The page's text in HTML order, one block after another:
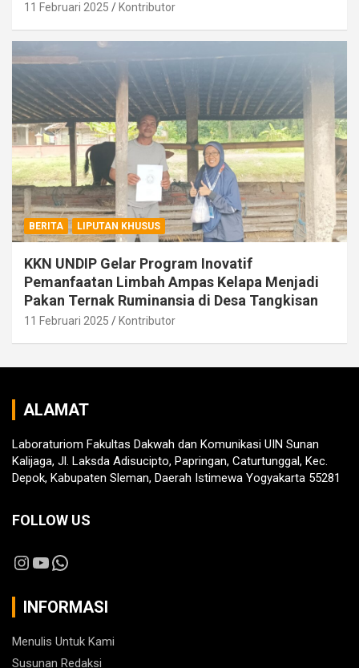
11 Februari 2025 Kontributor
BERITA LIPUTAN KHUSUS
KKN UNDIP Gelar Program Inovatif
Pemanfaatan Limbah Ampas Kelapa Menjadi
Pakan Ternak Ruminansia di Desa Tangkisan
11 Februari 2025 Kontributor
ALAMAT
Laboraturiom Fakultas Dakwah dan Komunikasi UIN Sunan
Kalijaga, Jl. Laksda Adisucipto, Papringan, Caturtunggal, Kec.
Depok, Kabupaten Sleman, Daerah Istimewa Yogyakarta 55281
FOLLOW US
Instagram
YouTube
WhatsApp
INFORMASI
Menulis Untuk Kami
Susunan Redaksi